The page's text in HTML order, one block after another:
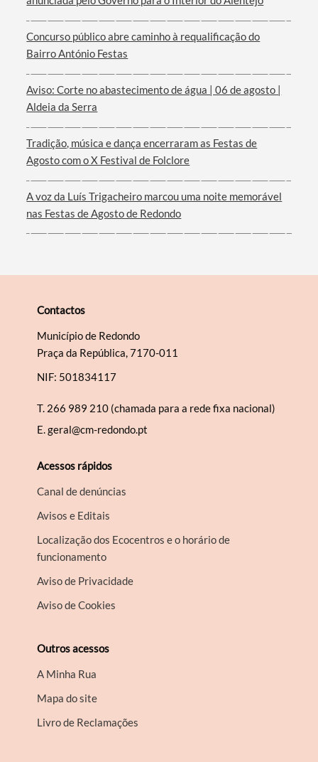
Categorias gerais
Filtros
Concurso público abre caminho à requalificação do
Bairro António Festas
Aviso: Corte no abastecimento de água | 06 de agosto |
Aldeia da Serra
Tradição, música e dança encerraram as Festas de
Agosto com o X Festival de Folclore
A voz da Luís Trigacheiro marcou uma noite memorável
nas Festas de Agosto de Redondo
Contactos
Município de Redondo
Praça da República, 7170-011
NIF: 501834117
T. 266 989 210 (chamada para a rede fixa nacional)
E.geral@cm-redondo.pt
Acessos rápidos
Canal de denúncias
Avisos e Editais
Localização dos Ecocentros e o horário de
funcionamento
Aviso de Privacidade
Aviso de Cookies
Outros acessos
A Minha Rua
Mapa do site
Livro de Reclamações